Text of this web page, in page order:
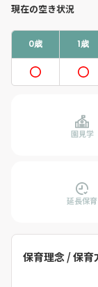
現在の空き状況
0歳 1歳
園見学
延長保育
保育理念 / 保育